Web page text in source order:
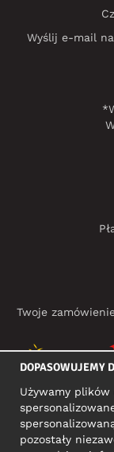
Wyślij e-mail
Twoje
DOPASOWUJEMY
Używamy
pozostały